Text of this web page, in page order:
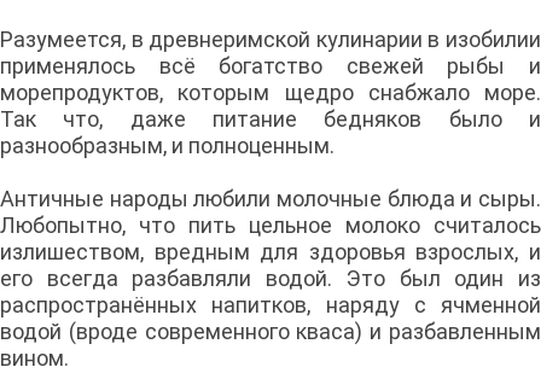
Разумеется, в древнеримской кулинарии в изобилии
применялось всё богатство свежей рыбы и
морепродуктов, которым щедро снабжало море.
Так что, даже питание бедняков было и
разнообразным, и полноценным.
Античные народы любили молочные блюда и сыры.
Любопытно, что пить цельное молоко считалось
излишеством, вредным для здоровья взрослых, и
его всегда разбавляли водой. Это был один из
распространённых напитков, наряду с ячменной
водой (вроде современного кваса) и разбавленным
вином.